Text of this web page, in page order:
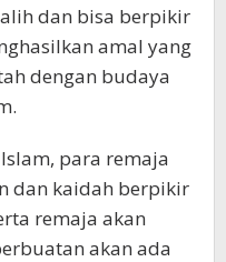
dan bisa berpikir
amal yang
dengan budaya
para remaja
dan kaidah berpikir
remaja akan
akan ada